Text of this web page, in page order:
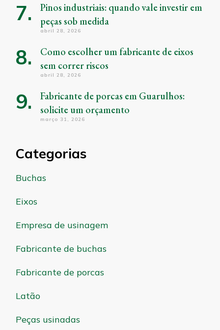
Pinos industriais: quando vale investir em
peças sob medida
abril 28, 2026
Como escolher um fabricante de eixos
sem correr riscos
abril 28, 2026
Fabricante de porcas em Guarulhos:
solicite um orçamento
março 31, 2026
Categorias
Buchas
Eixos
Empresa de usinagem
Fabricante de buchas
Fabricante de porcas
Latão
Peças usinadas